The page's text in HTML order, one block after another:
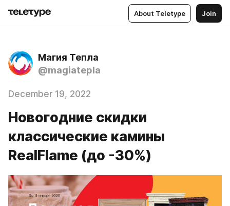
About Teletype Join
Магия Тепла
@magiatepla
December 19, 2022
Новогодние скидки
классические камины
RealFlame (до -30%)